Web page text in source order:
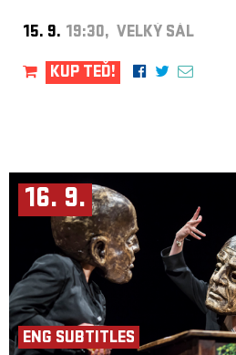
15. 9. 19:30, VELKÝ SÁL
KUP TEĎ!
16. 9.
ENG SUBTITLES